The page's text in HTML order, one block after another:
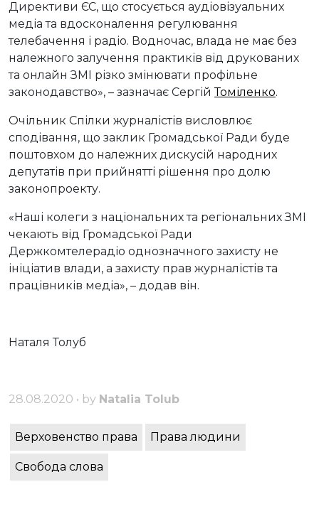
Директиви ЄС, що стосується аудіовізуальних
медіа та вдосконалення регулювання
телебачення і радіо. Водночас, влада не має без
належного залучення практиків від друкованих
та онлайн ЗМІ різко змінювати профільне
законодавство», – зазначає СергійТоміленко.
Очільник Спілки журналістів висловлює
сподівання, що заклик Громадської Ради буде
поштовхом до належних дискусій народних
депутатів при прийнятті рішення про долю
законопроекту.
«Наші колеги з національних та регіональних ЗМІ
чекають від Громадської Ради
Держкомтелерадіо однозначного захисту не
ініціатив влади, а захисту прав журналістів та
працівників медіа», – додав він.
Наталя Толуб
28.08.2020 • by Natalia Tolub
Верховенство права Права людини
Свобода слова